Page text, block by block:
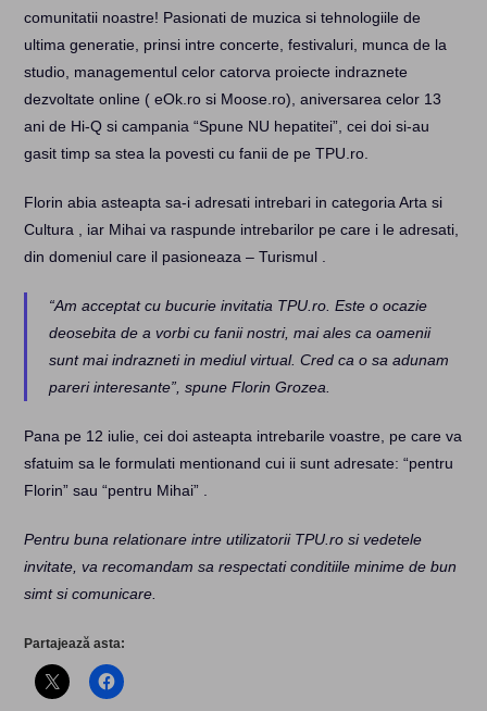
comunitatii noastre! Pasionati de muzica si tehnologiile de
ultima generatie, prinsi intre concerte, festivaluri, munca de la
studio, managementul celor catorva proiecte indraznete
dezvoltate online ( eOk.ro si Moose.ro), aniversarea celor 13
ani de Hi-Q si campania “Spune NU hepatitei”, cei doi si-au
gasit timp sa stea la povesti cu fanii de pe TPU.ro.
Florin abia asteapta sa-i adresati intrebari in categoria Arta si
Cultura , iar Mihai va raspunde intrebarilor pe care i le adresati,
din domeniul care il pasioneaza – Turismul .
“Am acceptat cu bucurie invitatia TPU.ro. Este o ocazie
deosebita de a vorbi cu fanii nostri, mai ales ca oamenii
sunt mai indrazneti in mediul virtual. Cred ca o sa adunam
pareri interesante”, spune Florin Grozea.
Pana pe 12 iulie, cei doi asteapta intrebarile voastre, pe care va
sfatuim sa le formulati mentionand cui ii sunt adresate: “pentru
Florin” sau “pentru Mihai” .
Pentru buna relationare intre utilizatorii TPU.ro si vedetele
invitate, va recomandam sa respectati conditiile minime de bun
simt si comunicare.
Partajează asta: